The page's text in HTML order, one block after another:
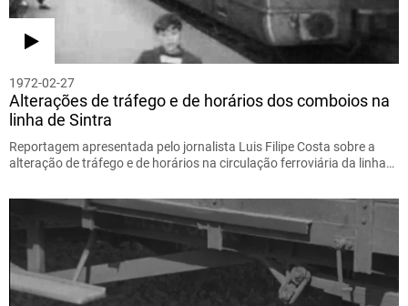
1972-02-27
Alterações de tráfego e de horários dos comboios na
linha de Sintra
Reportagem apresentada pelo jornalista Luis Filipe Costa sobre a
alteração de tráfego e de horários na circulação ferroviária da linha…